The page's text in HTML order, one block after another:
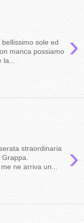
›
sole ed
manca possiamo
›
straordinaria
ne arriva un...